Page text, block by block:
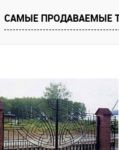
САМЫЕ ПРОДАВАЕМЫЕ